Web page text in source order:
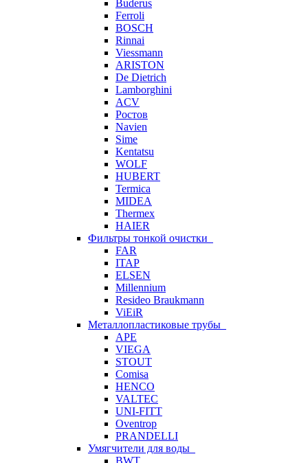
Buderus
Ferroli
BOSCH
Rinnai
Viessmann
ARISTON
De Dietrich
Lamborghini
ACV
Ростов
Navien
Sime
Kentatsu
WOLF
HUBERT
Termica
MIDEA
Thermex
HAIER
Фильтры тонкой очистки
FAR
ITAP
ELSEN
Millennium
Resideo Braukmann
ViEiR
Металлопластиковые трубы
APE
VIEGA
STOUT
Comisa
HENCO
VALTEC
UNI-FITT
Oventrop
PRANDELLI
Умягчители для воды
BWT